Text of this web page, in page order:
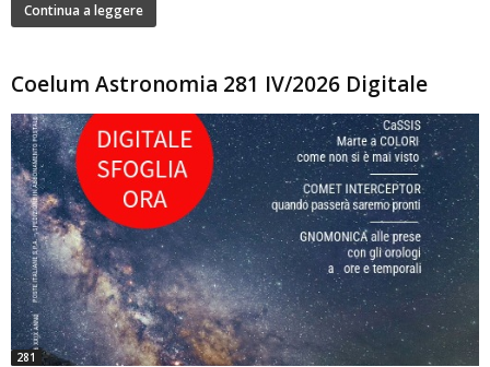
Continua a leggere
Coelum Astronomia 281 IV/2026 Digitale
281